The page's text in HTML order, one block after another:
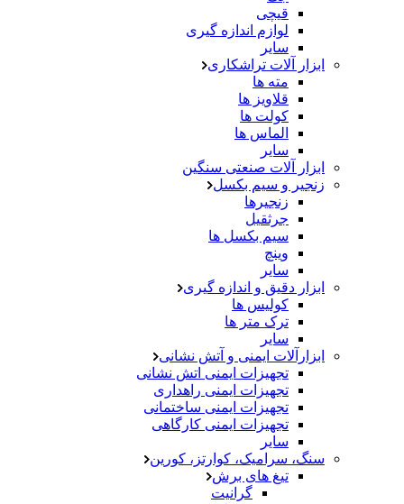
قیچی
لوازم اندازه گیری
سایر
ابزار آلات تراشکاری
مته ها
قلاویز ها
کولت ها
الماس ها
سایر
ابزار آلات صنعتی سنگین
زنجیر و سیم بکسل
زنجیرها
جرثقیل
سیم بکسل ها
وینچ
سایر
ابزار دقیق و اندازه گیری
کولیس ها
ترک متر ها
سایر
ابزارآلات ایمنی و آتش نشانی
تجهیزات ایمنی اتش نشانی
تجهیزات ایمنی راهداری
تجهیزات ایمنی ساختمانی
تجهیزات ایمنی کارگاهی
سایر
سنگ، سرامیک، کوارتز، کورین
تیغ های برش
گرانیت